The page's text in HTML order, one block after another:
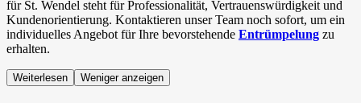
für St. Wendel steht für Professionalität, Vertrauenswürdigkeit und
Kundenorientierung. Kontaktieren unser Team noch sofort, um ein
individuelles Angebot für Ihre bevorstehende Entrümpelung zu
erhalten.
Weiterlesen Weniger anzeigen